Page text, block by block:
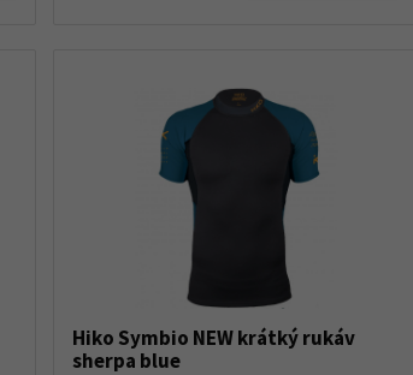
Hiko Symbio NEW krátký rukáv
sherpa blue